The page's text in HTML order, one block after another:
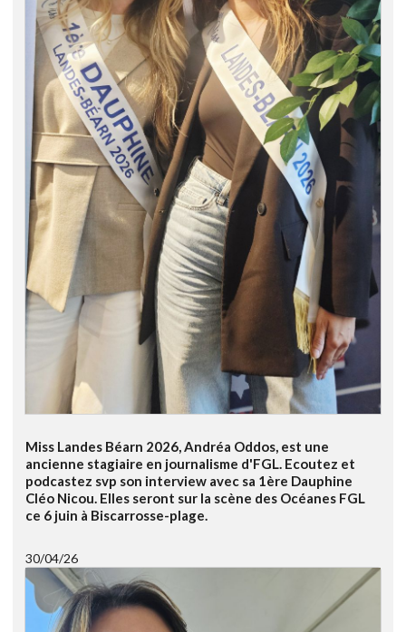
Miss Landes Béarn 2026, Andréa Oddos, est une
ancienne stagiaire en journalisme d'FGL. Ecoutez et
podcastez svp son interview avec sa 1ère Dauphine
Cléo Nicou. Elles seront sur la scène des Océanes FGL
ce 6 juin à Biscarrosse-plage.
30/04/26